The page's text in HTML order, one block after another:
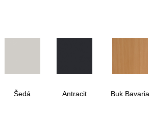
Šedá Antracit Buk Bavaria